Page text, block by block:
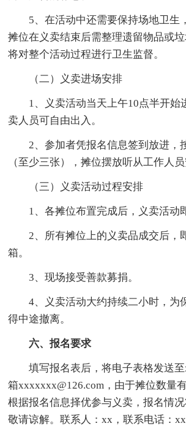
5、在活动中还需要保持场地卫生
摊位在义卖结束后需整理遗留物品或
将对整个活动过程进行卫生监督。
（二）义卖进场安排
1、义卖活动当天上午10点半开始
卖人员可自由出入。
2、参加者凭报名信息签到放进，
（至少三张），摊位摆放听从工作人员
（三）义卖活动过程安排
1、各摊位布置完成后，义卖活动即
2、所有摊位上的义卖品成交后，
箱。
3、现场接受善款募捐。
4、义卖活动大约持续二小时，为
得中途撤离。
六、报名要求
填写报名表后，将电子表格发送至
箱xxxxxxx@126.com，由于摊位数量
根据报名信息择优参与义卖，报名情况
敬请谅解。联系人：xx，联系电话：